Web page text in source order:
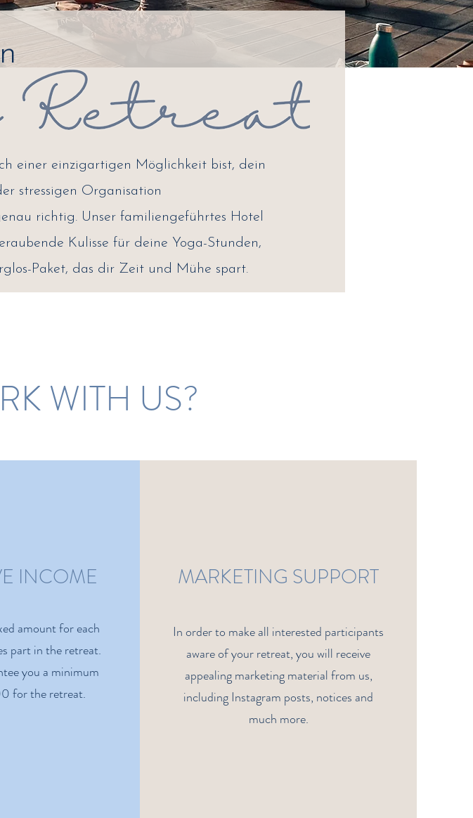
einer einzigartigen Möglichkeit bist, dein
stressigen Organisation
richtig. Unser familiengeführtes Hotel
Kulisse für deine Yoga-Stunden,
Paket, das dir Zeit und Mühe spart.
WITH US?
INCOME
amount for each
part in the retreat.
you a minimum
for the retreat.
MARKETING SUPPORT
In order to make all interested participants
aware of your retreat, you will receive
appealing marketing material from us,
including Instagram posts, notices and
much more.